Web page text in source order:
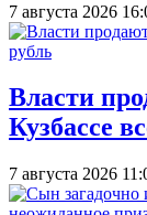
7 августа 2026
Власти
Кузбассе
7 августа 2026